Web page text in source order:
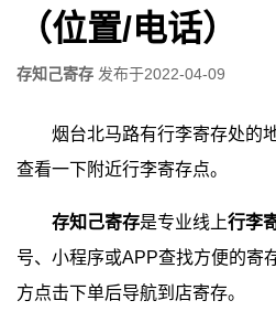
（位置/电话）
存知己寄存 发布于2022-04-09
烟台北马路有行李寄存处的
查看一下附近行李寄存点。
存知己寄存是专业线上行李
号、小程序或APP查找方便的寄
方点击下单后导航到店寄存。